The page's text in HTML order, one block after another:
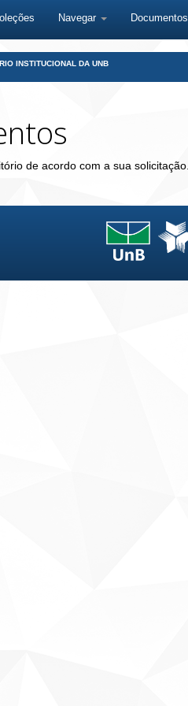
Navegar Documentos
INSTITUCIONAL DA UNB
de acordo com a sua solicitação.